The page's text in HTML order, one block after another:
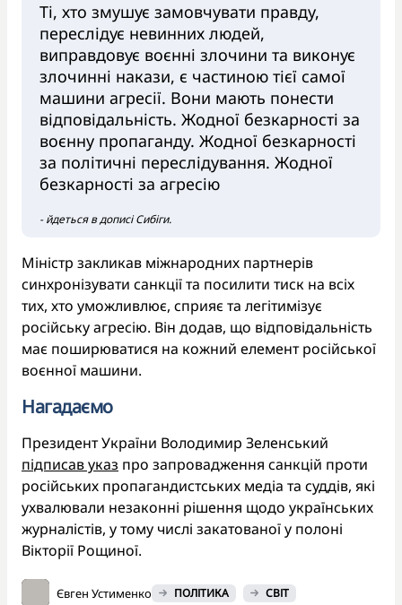
Ті, хто змушує замовчувати правду,
переслідує невинних людей,
виправдовує воєнні злочини та виконує
злочинні накази, є частиною тієї самої
машини агресії. Вони мають понести
відповідальність. Жодної безкарності за
воєнну пропаганду. Жодної безкарності
за політичні переслідування. Жодної
безкарності за агресію
- йдеться в дописі Сибіги.
Міністр закликав міжнародних партнерів
синхронізувати санкції та посилити тиск на всіх
тих, хто уможливлює, сприяє та легітимізує
російську агресію. Він додав, що відповідальність
має поширюватися на кожний елемент російської
воєнної машини.
Нагадаємо
Президент України Володимир Зеленський
підписав указ про запровадження санкцій проти
російських пропагандистських медіа та суддів, які
ухвалювали незаконні рішення щодо українських
журналістів, у тому числі закатованої у полоні
Вікторії Рощиної.
Євген Устименко ПОЛІТИКА СВІТ